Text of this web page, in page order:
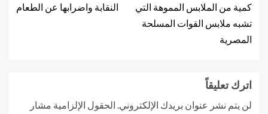
كمية من الملابس المموهة التي
تشبه ملابس القوات المسلحة
المصرية
النقابة واضرابها عن الطعام
اترك تعليقاً
لن يتم نشر عنوان بريدك الإلكتروني. الحقول الإلزامية مشار